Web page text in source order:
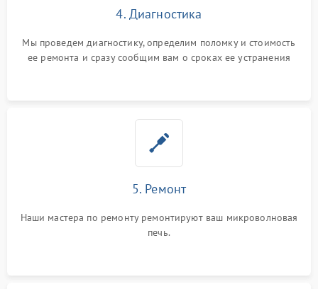
4. Диагностика
Мы проведем диагностику, определим поломку и стоимость
ее ремонта и сразу сообщим вам о сроках ее устранения
5. Ремонт
Наши мастера по ремонту ремонтируют ваш микроволновая
печь.